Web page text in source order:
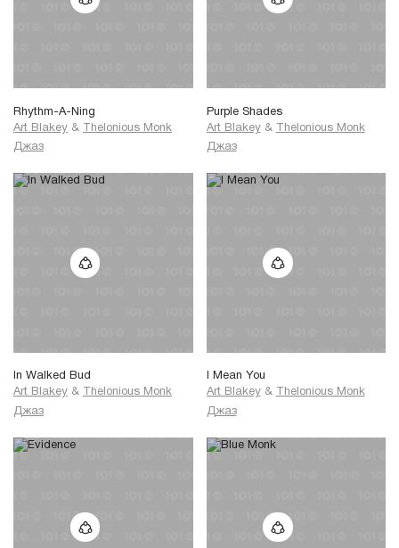
Rhythm-A-Ning
Art Blakey &
Thelonious Monk
Джаз
Purple Shades
Art Blakey &
Thelonious Monk
Джаз
In Walked Bud
Art Blakey &
Thelonious Monk
Джаз
I Mean You
Art Blakey &
Thelonious Monk
Джаз